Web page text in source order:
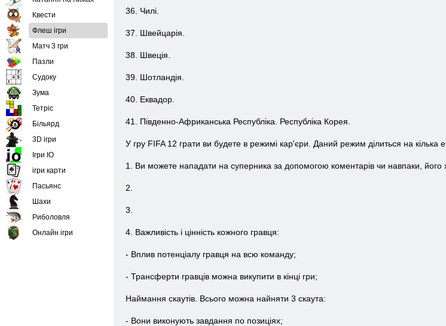
36. Чилі.
37. Швейцарія.
38. Швеція.
39. Шотландія.
40. Еквадор.
41. Південно-Африканська Республіка. Республіка Корея.
У гру FIFA 12 грати ви будете в режимі кар'єри. Даний режим ділиться на кілька
1. Ви можете нападати на суперника за допомогою коментарів чи навпаки, його
2.
3.
4. Важливість і цінність кожного гравця:
- Вплив потенціалу гравця на всю команду;
- Трансферти гравців можна викупити в кінці гри;
Наймання скаутів. Всього можна найняти 3 скаута:
- Вони виконують завдання по позиціях;
Квести
Флеш ігри
Матч 3 гри
Пазли
Судоку
Зума
Тетріс
Більярд
3D ігри
Ігри IO
ігри карти
Пасьянс
Шахи
Риболовля
Онлайн ігри